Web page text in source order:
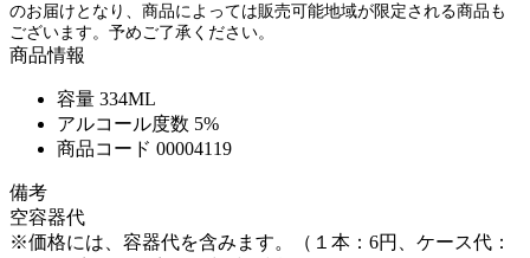
のお届けとなり、商品によっては販売可能地域が限定される商品も
ございます。予めご了承ください。
商品情報
容量 334ML
アルコール度数 5%
商品コード 00004119
備考
空容器代
※価格には、容器代を含みます。（１本：6円、ケース代：